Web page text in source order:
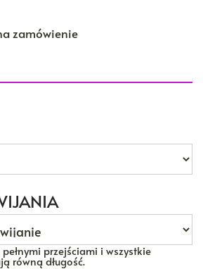
zamówienie
przejściami i wszystkie
równą długość.